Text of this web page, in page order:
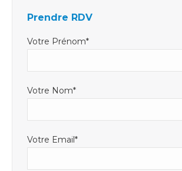
une
fenêtre
une
fenêtre
dans
nouvelle
Prendre RDV
Votre Prénom*
Votre Nom*
Votre Email*